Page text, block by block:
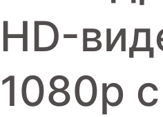
HD-
1080p с